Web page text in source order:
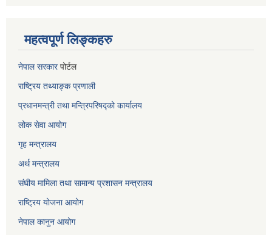
महत्वपूर्ण लिङ्कहरु
नेपाल सरकारपोर्टल
राष्ट्रिय तथ्याङ्क प्रणाली
प्रधानमन्त्री तथा मन्त्रिपरिषद्को कार्यालय
लोक सेवाआयोग
गृह मन्त्रालय
अर्थ मन्त्रालय
संघीय मामिला तथा सामान्य प्रशासन मन्त्रालय
राष्ट्रिय योजना आयोग
नेपाल कानुन आयोग